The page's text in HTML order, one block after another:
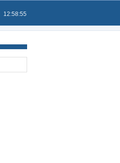
12:58:55